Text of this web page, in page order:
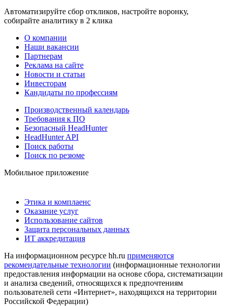
Автоматизируйте сбор откликов, настройте воронку,
собирайте аналитику в 2 клика
О компании
Наши вакансии
Партнерам
Реклама на сайте
Новости и статьи
Инвесторам
Кандидаты по профессиям
Производственный календарь
Требования к ПО
Безопасный HeadHunter
HeadHunter API
Поиск работы
Поиск по резюме
Мобильное приложение
Этика и комплаенс
Оказание услуг
Использование сайтов
Защита персональных данных
ИТ аккредитация
На информационном ресурсе hh.ru применяются
рекомендательные технологии (информационные технологии
предоставления информации на основе сбора, систематизации
и анализа сведений, относящихся к предпочтениям
пользователей сети «Интернет», находящихся на территории
Российской Федерации)